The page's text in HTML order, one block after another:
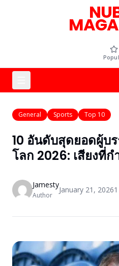
General Sports Top 10
10 อันดับสุดยอดผู้บ
โลก 2026: เสียงที่
Jamesty
Author
January 21, 20261